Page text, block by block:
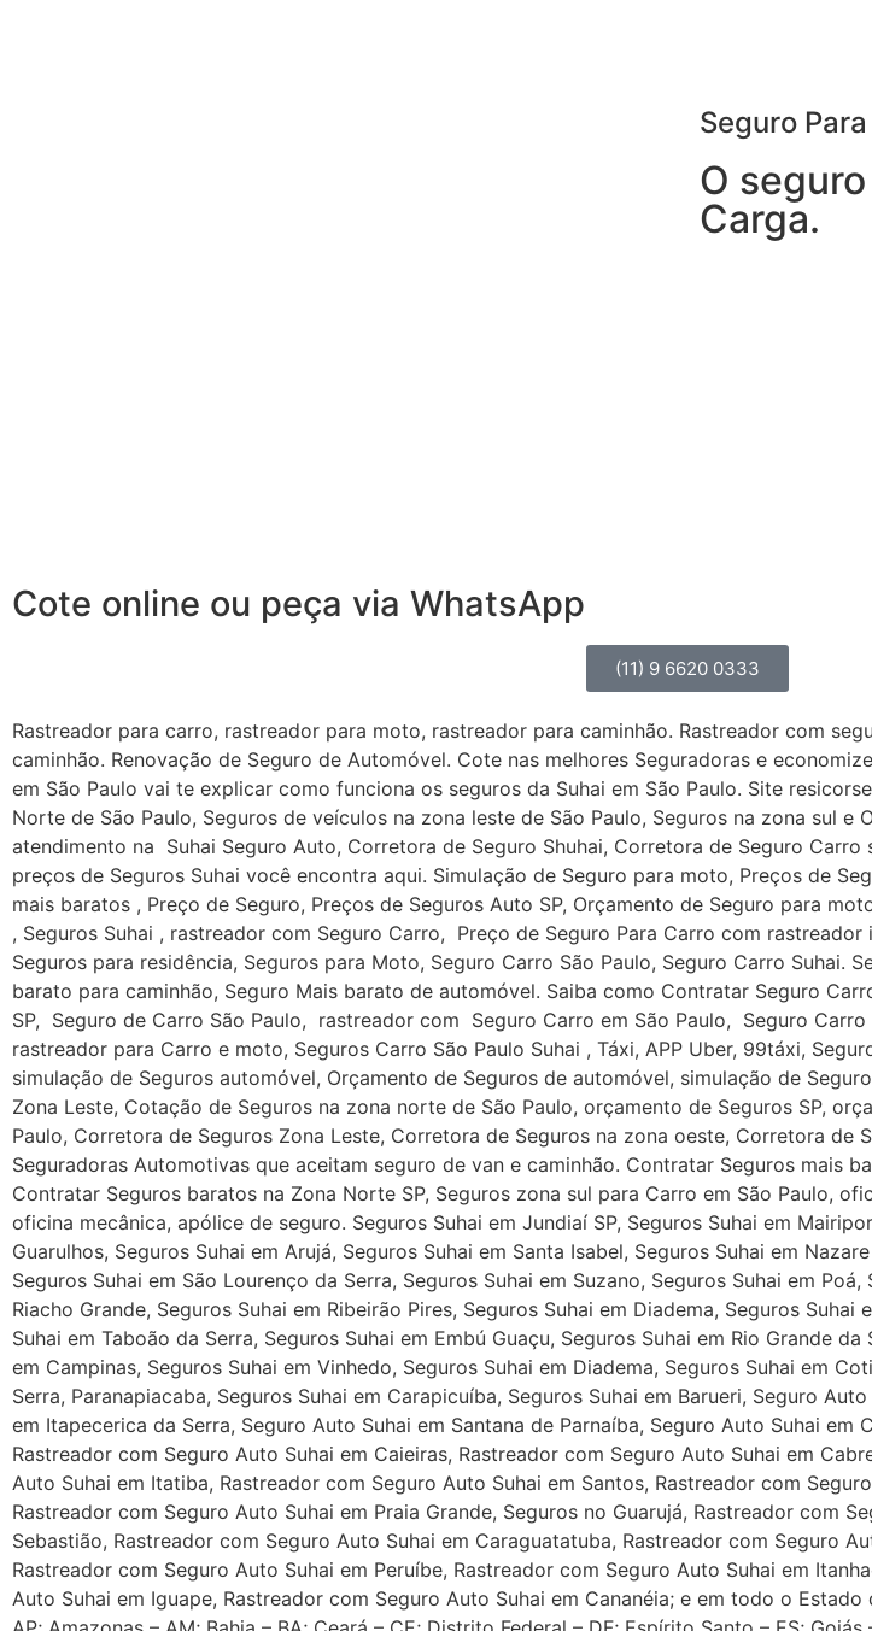
Seguro
O
Carga.
Cote online ou peça via WhatsApp
(11) 9 6620 0333
Rastreador para carro, rastreador para moto, rastreador para caminhão. Rastreador com
caminhão. Renovação de Seguro de Automóvel. Cote nas melhores Seguradoras e
em São Paulo vai te explicar como funciona os seguros da Suhai em São Paulo. Site
Norte de São Paulo, Seguros de veículos na zona leste de São Paulo, Seguros na zona sul
atendimento na Suhai Seguro Auto, Corretora de Seguro Shuhai, Corretora de Seguro
preços de Seguros Suhai você encontra aqui. Simulação de Seguro para moto, Preços de
mais baratos , Preço de Seguro, Preços de Seguros Auto SP, Orçamento de Seguro para
, Seguros Suhai , rastreador com Seguro Carro, Preço de Seguro Para Carro com
Seguros para residência, Seguros para Moto, Seguro Carro São Paulo, Seguro Carro
barato para caminhão, Seguro Mais barato de automóvel. Saiba como Contratar Seguro
SP, Seguro de Carro São Paulo, rastreador com Seguro Carro em São Paulo, Seguro
rastreador para Carro e moto, Seguros Carro São Paulo Suhai , Táxi, APP Uber, 99táxi,
simulação de Seguros automóvel, Orçamento de Seguros de automóvel, simulação de
Zona Leste, Cotação de Seguros na zona norte de São Paulo, orçamento de Seguros SP,
Paulo, Corretora de Seguros Zona Leste, Corretora de Seguros na zona oeste, Corretora de
Seguradoras Automotivas que aceitam seguro de van e caminhão. Contratar Seguros mais
Contratar Seguros baratos na Zona Norte SP, Seguros zona sul para Carro em São Paulo,
oficina mecânica, apólice de seguro. Seguros Suhai em Jundiaí SP, Seguros Suhai em
Guarulhos, Seguros Suhai em Arujá, Seguros Suhai em Santa Isabel, Seguros Suhai em
Seguros Suhai em São Lourenço da Serra, Seguros Suhai em Suzano, Seguros Suhai em
Riacho Grande, Seguros Suhai em Ribeirão Pires, Seguros Suhai em Diadema, Seguros
Suhai em Taboão da Serra, Seguros Suhai em Embú Guaçu, Seguros Suhai em Rio Grande
em Campinas, Seguros Suhai em Vinhedo, Seguros Suhai em Diadema, Seguros Suhai em
Serra, Paranapiacaba, Seguros Suhai em Carapicuíba, Seguros Suhai em Barueri, Seguro
em Itapecerica da Serra, Seguro Auto Suhai em Santana de Parnaíba, Seguro Auto Suhai
Rastreador com Seguro Auto Suhai em Caieiras, Rastreador com Seguro Auto Suhai em
Auto Suhai em Itatiba, Rastreador com Seguro Auto Suhai em Santos, Rastreador com
Rastreador com Seguro Auto Suhai em Praia Grande, Seguros no Guarujá, Rastreador com
Sebastião, Rastreador com Seguro Auto Suhai em Caraguatatuba, Rastreador com Seguro
Rastreador com Seguro Auto Suhai em Peruíbe, Rastreador com Seguro Auto Suhai em
Auto Suhai em Iguape, Rastreador com Seguro Auto Suhai em Cananéia; e em todo o